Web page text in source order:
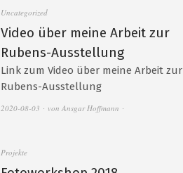
Uncategorized
Video über meine Arbeit zur
Rubens-Ausstellung
Link zum Video über meine Arbeit zur
Rubens-Ausstellung
2020-08-03 von Ansgar Hoffmann
Projekte